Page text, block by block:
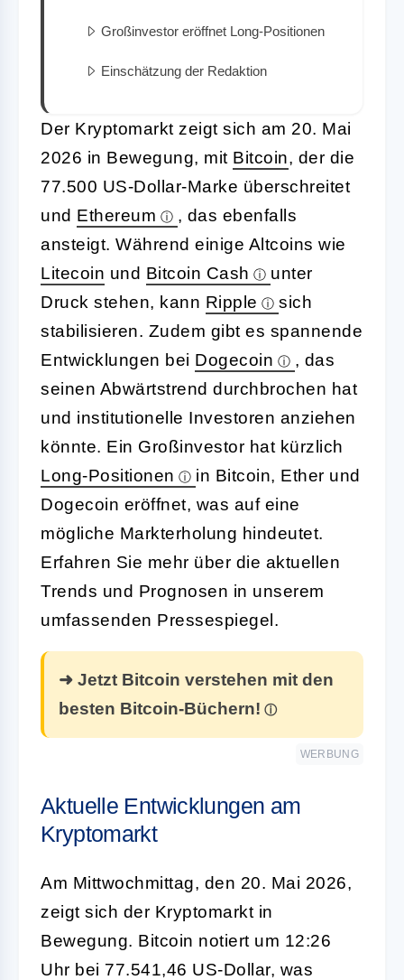
Großinvestor eröffnet Long-Positionen
Einschätzung der Redaktion
Der Kryptomarkt zeigt sich am 20. Mai
2026 in Bewegung, mit Bitcoin, der die
77.500 US-Dollar-Marke überschreitet
und Ethereum
, das ebenfalls
ansteigt. Während einige Altcoins wie
Litecoin und Bitcoin Cash
unter
Druck stehen, kann Ripple
sich
stabilisieren. Zudem gibt es spannende
Entwicklungen bei Dogecoin
, das
seinen Abwärtstrend durchbrochen hat
und institutionelle Investoren anziehen
könnte. Ein Großinvestor hat kürzlich
Long-Positionen
in Bitcoin, Ether und
Dogecoin eröffnet, was auf eine
mögliche Markterholung hindeutet.
Erfahren Sie mehr über die aktuellen
Trends und Prognosen in unserem
umfassenden Pressespiegel.
➜ Jetzt Bitcoin verstehen mit den
besten Bitcoin-Büchern!
WERBUNG
Aktuelle Entwicklungen am
Kryptomarkt
Am Mittwochmittag, den 20. Mai 2026,
zeigt sich der Kryptomarkt in
Bewegung. Bitcoin notiert um 12:26
Uhr bei 77.541,46 US-Dollar, was